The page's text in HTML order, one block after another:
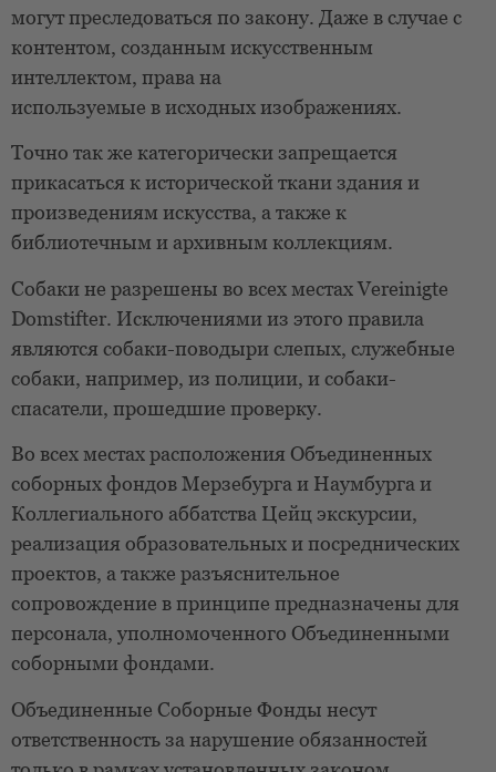
могут преследоваться по закону. Даже в случае с
контентом, созданным искусственным
интеллектом, права на
используемые в исходных изображениях.
Точно так же категорически запрещается
прикасаться к исторической ткани здания и
произведениям искусства, а также к
библиотечным и архивным коллекциям.
Собаки не разрешены во всех местах Vereinigte
Domstifter. Исключениями из этого правила
являются собаки-поводыри слепых, служебные
собаки, например, из полиции, и собаки-
спасатели, прошедшие проверку.
Во всех местах расположения Объединенных
соборных фондов Мерзебурга и Наумбурга и
Коллегиального аббатства Цейц экскурсии,
реализация образовательных и посреднических
проектов, а также разъяснительное
сопровождение в принципе предназначены для
персонала, уполномоченного Объединенными
соборными фондами.
Объединенные Соборные Фонды несут
ответственность за нарушение обязанностей